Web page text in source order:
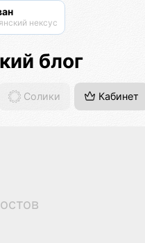
нексус
блог
Солики Кабинет